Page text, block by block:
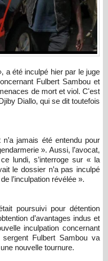
Fulbert Sambou et
de mort et viol. C'est
Diallo, qui se dit toutefois
jamais été entendu pour
». Aussi, l’avocat,
lundi, s’interroge sur « la
le dossier n’a pas inculpé
l’inculpation révélée ».
poursuivi pour détention
d’avantages indus et
inculpation concernant
sergent Fulbert Sambou va
nouvelle tournure.